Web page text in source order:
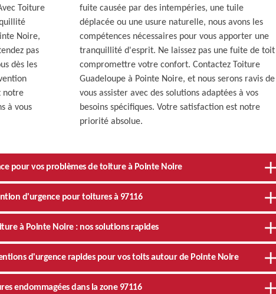
Toiture
Noire,
pas
dès les
notre
à vous
fuite causée par des intempéries, une tuile
déplacée ou une usure naturelle, nous avons les
compétences nécessaires pour vous apporter une
tranquillité d'esprit. Ne laissez pas une fuite de toit
compromettre votre confort. Contactez Toiture
Guadeloupe à Pointe Noire, et nous serons ravis de
vous assister avec des solutions adaptées à vos
besoins spécifiques. Votre satisfaction est notre
priorité absolue.
pour vos problèmes de toiture à Pointe Noire
d'urgence pour toitures à 97116
à Pointe Noire : nos solutions rapides
d'urgence rapides pour vos toits autour de Pointe Noire
endommagées dans la zone 97116